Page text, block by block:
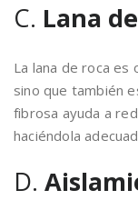
C. Lana
La lana de roca es
sino que también
fibrosa ayuda a
haciéndola
D.